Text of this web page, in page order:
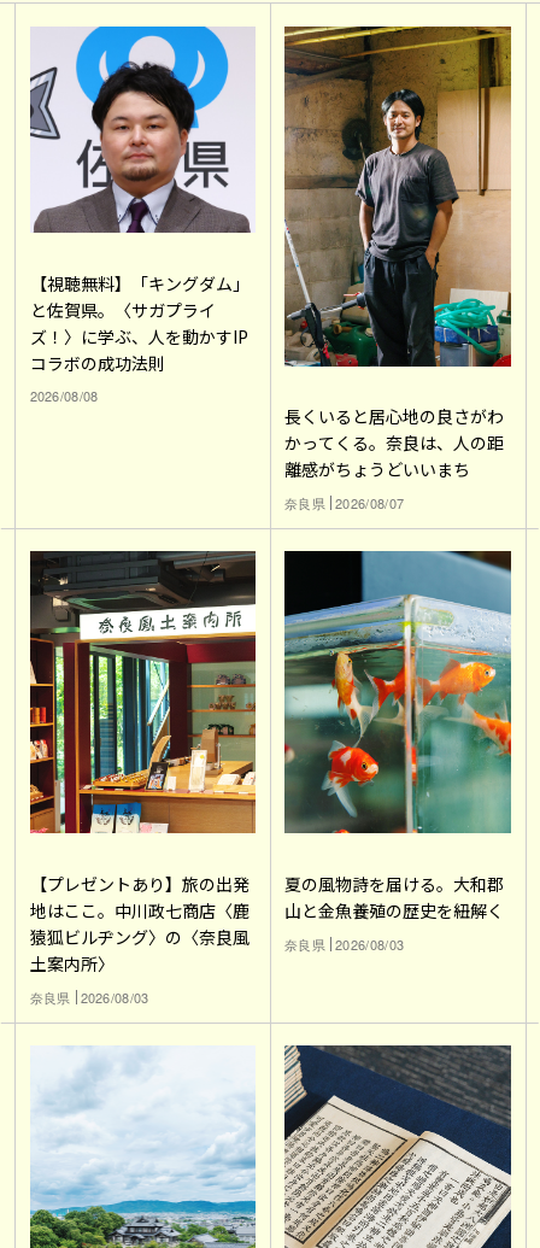
【視聴無料】「キングダム」
と佐賀県。〈サガプライ
ズ！〉に学ぶ、人を動かすIP
コラボの成功法則
2026/08/08
長くいると居心地の良さがわ
かってくる。奈良は、人の距
離感がちょうどいいまち
奈良県 2026/08/07
【プレゼントあり】旅の出発
地はここ。中川政七商店〈鹿
猿狐ビルヂング〉の〈奈良風
土案内所〉
奈良県 2026/08/03
夏の風物詩を届ける。大和郡
山と金魚養殖の歴史を紐解く
奈良県 2026/08/03